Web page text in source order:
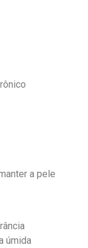
a pele
úmida